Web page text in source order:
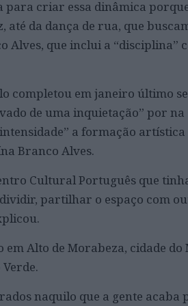
criar essa dinâmica
até da dança de rua, que
Alves, que inclui a “disciplina”
completou em janeiro último
de uma inquietação” por
a formação
Branco Alves.
Cultural Português que
partilhar o espaço com
Alto de Morabeza, cidade do
naquilo que a gente acaba